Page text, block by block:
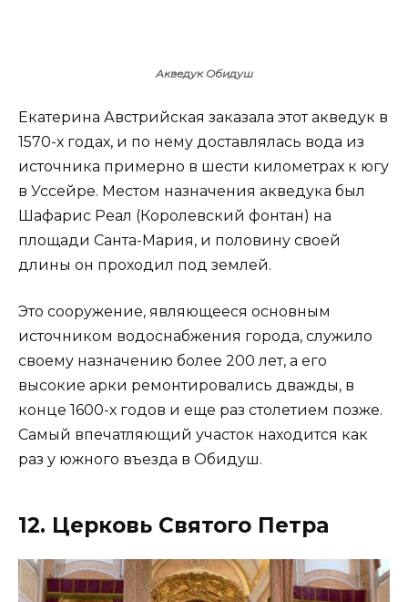
Акведук Обидуш
Екатерина Австрийская заказала этот акведук в
1570-х годах, и по нему доставлялась вода из
источника примерно в шести километрах к югу
в Уссейре. Местом назначения акведука был
Шафарис Реал (Королевский фонтан) на
площади Санта-Мария, и половину своей
длины он проходил под землей.
Это сооружение, являющееся основным
источником водоснабжения города, служило
своему назначению более 200 лет, а его
высокие арки ремонтировались дважды, в
конце 1600-х годов и еще раз столетием позже.
Самый впечатляющий участок находится как
раз у южного въезда в Обидуш.
12. Церковь Святого Петра